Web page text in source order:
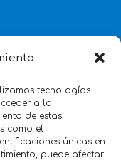
tecnologías
a la
de estas
como el
únicas en
puede afectar
2025